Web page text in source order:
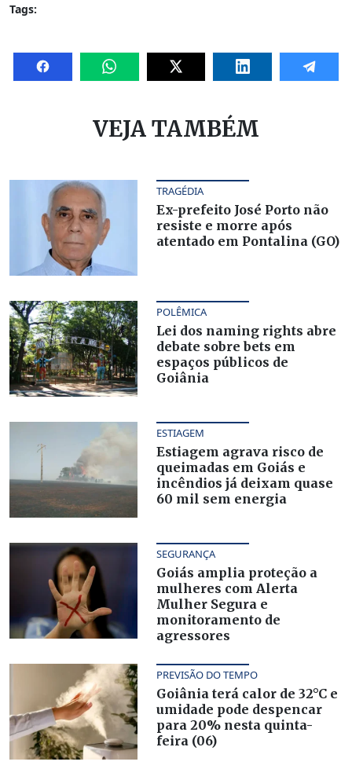
Tags:
VEJA TAMBÉM
TRAGÉDIA
Ex-prefeito José Porto não
resiste e morre após
atentado em Pontalina (GO)
POLÊMICA
Lei dos naming rights abre
debate sobre bets em
espaços públicos de
Goiânia
ESTIAGEM
Estiagem agrava risco de
queimadas em Goiás e
incêndios já deixam quase
60 mil sem energia
SEGURANÇA
Goiás amplia proteção a
mulheres com Alerta
Mulher Segura e
monitoramento de
agressores
PREVISÃO DO TEMPO
Goiânia terá calor de 32°C e
umidade pode despencar
para 20% nesta quinta-
feira (06)